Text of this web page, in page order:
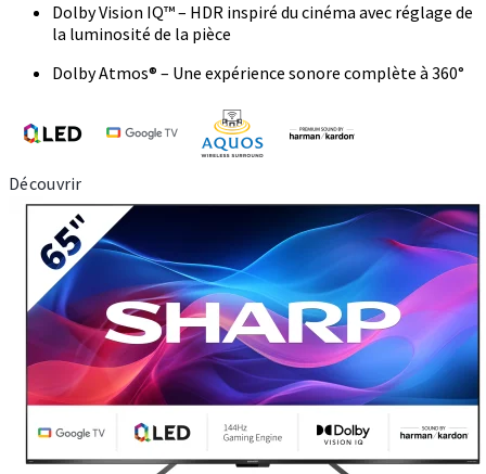
Dolby Vision IQ™ – HDR inspiré du cinéma avec réglage de
la luminosité de la pièce
Dolby Atmos® – Une expérience sonore complète à 360°
Découvrir